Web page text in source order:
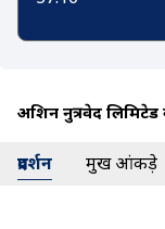
अक्रिशन नुत्रवेद
प्रदर्शन प्रमुख आंकड़े